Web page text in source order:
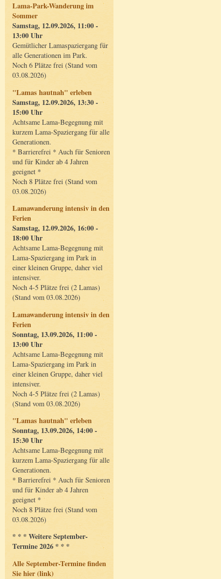
Lama-Park-Wanderung im
Sommer
Samstag, 12.09.2026, 11:00 -
13:00 Uhr
Gemütlicher Lamaspaziergang für
alle Generationen im Park.
Noch 6 Plätze frei (Stand vom
03.08.2026)
"Lamas hautnah" erleben
Samstag, 12.09.2026, 13:30 -
15:00 Uhr
Achtsame Lama-Begegnung mit
kurzem Lama-Spaziergang für alle
Generationen.
* Barrierefrei * Auch für Senioren
und für Kinder ab 4 Jahren
geeignet *
Noch 8 Plätze frei (Stand vom
03.08.2026)
Lamawanderung intensiv in den
Ferien
Samstag, 12.09.2026, 16:00 -
18:00 Uhr
Achtsame Lama-Begegnung mit
Lama-Spaziergang im Park in
einer kleinen Gruppe, daher viel
intensiver.
Noch 4-5 Plätze frei (2 Lamas)
(Stand vom 03.08.2026)
Lamawanderung intensiv in den
Ferien
Sonntag, 13.09.2026, 11:00 -
13:00 Uhr
Achtsame Lama-Begegnung mit
Lama-Spaziergang im Park in
einer kleinen Gruppe, daher viel
intensiver.
Noch 4-5 Plätze frei (2 Lamas)
(Stand vom 03.08.2026)
"Lamas hautnah" erleben
Sonntag, 13.09.2026, 14:00 -
15:30 Uhr
Achtsame Lama-Begegnung mit
kurzem Lama-Spaziergang für alle
Generationen.
* Barrierefrei * Auch für Senioren
und für Kinder ab 4 Jahren
geeignet *
Noch 8 Plätze frei (Stand vom
03.08.2026)
* * * Weitere September-
Termine 2026 * * *
Alle September-Termine finden
Sie hier (link)